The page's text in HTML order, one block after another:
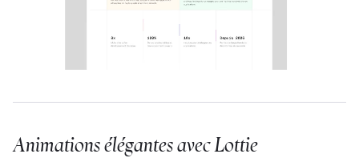
Animations élégantes avec Lottie